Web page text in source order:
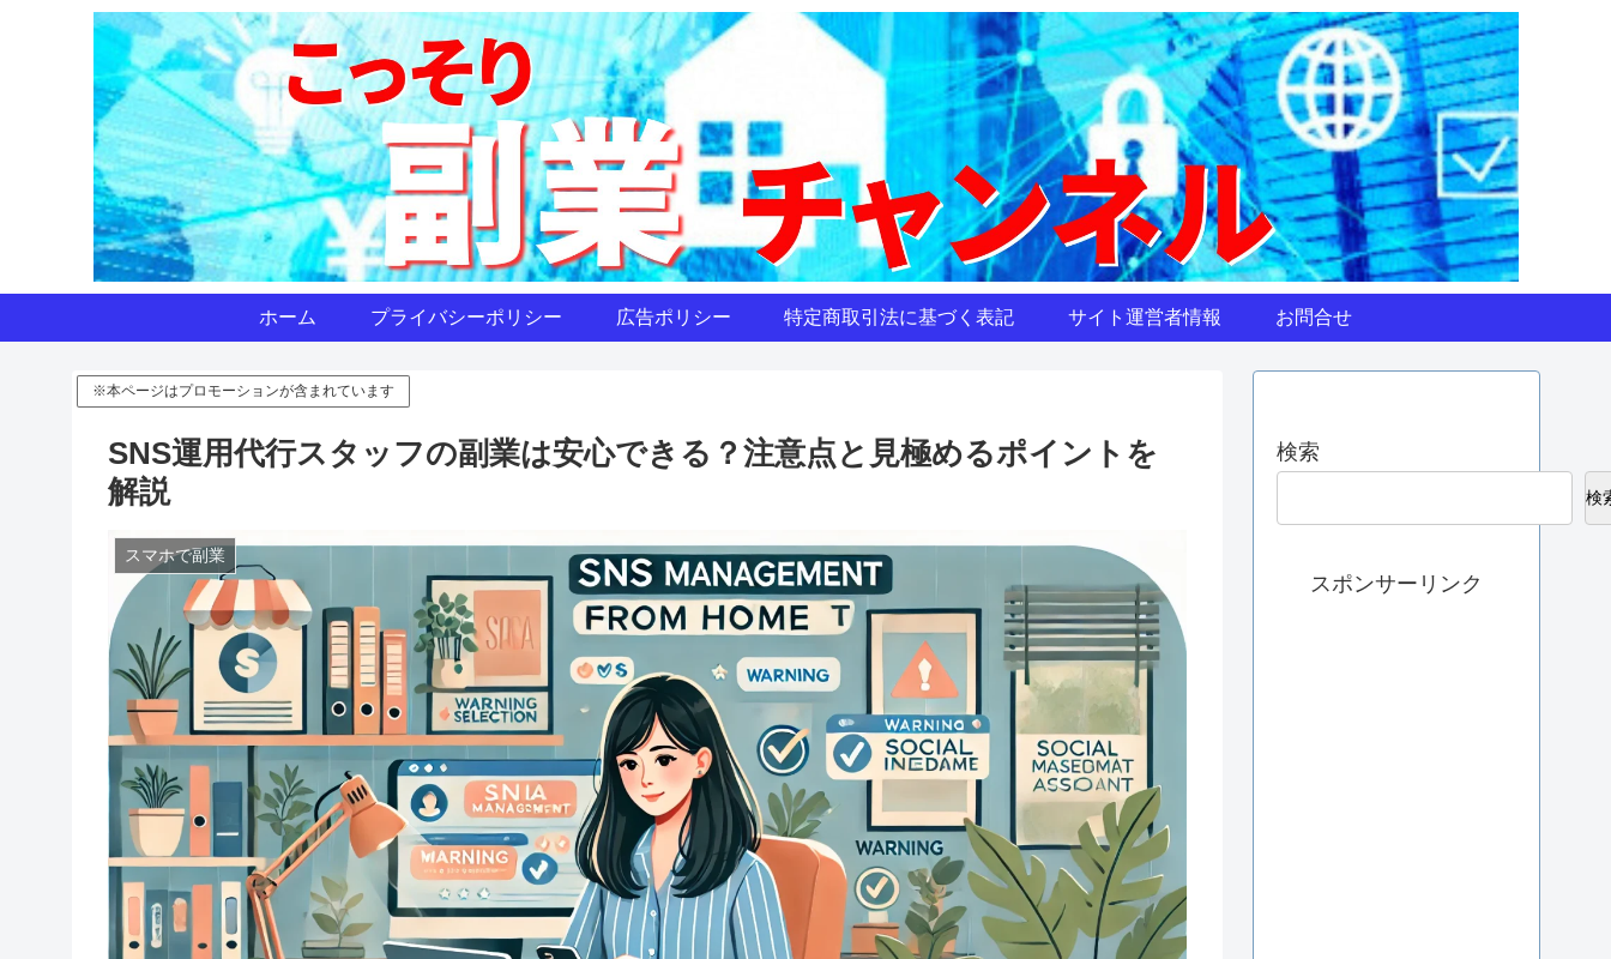
ホーム プライバシーポリシー 広告ポリシー 特定商取引法に基づく表記 サイト運営者情報 お問合せ
※本ページはプロモーションが含まれています
SNS運用代行スタッフの副業は安心できる？注意点と見極めるポイントを
解説
スマホで副業
検索
検
スポンサーリンク